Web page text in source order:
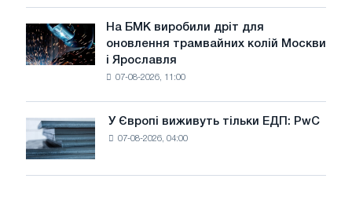
досягнення
цілей
декарбонізації
у
липні
На
БМК
виробили
трамвайних
колій
Москви
і
На БМК виробили дріт для
оновлення трамвайних колій Москви
і Ярославля
07-08-2026, 11:00
Європі
виживуть
тільки
У Європі виживуть тільки ЕДП: PwC
07-08-2026, 04:00